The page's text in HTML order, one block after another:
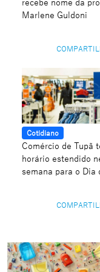
recebe nome da
Marlene Guldoni
Cotidiano
Comércio de Tupã
horário estendido
semana para o Dia